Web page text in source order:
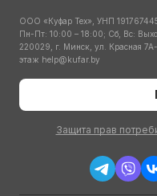
ООО «Куфар Тех», УНП
Пн-Пт: 10:00 – 18:00; Сб, Вс:
220029, г. Минск, ул. Красная
этаж help@kufar.by
Защита прав